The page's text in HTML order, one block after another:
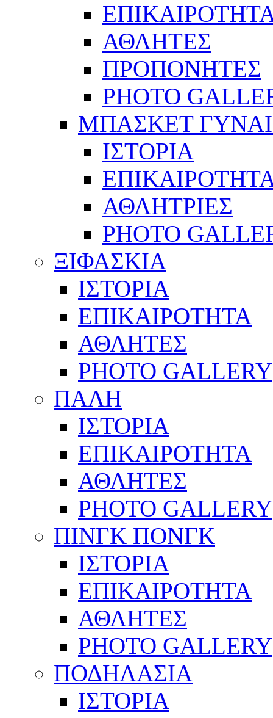
ΑΘΛΗΤΕΣ
ΠΡΟΠΟΝΗΤΕΣ
PHOTO
ΜΠΑΣΚΕΤ
ΙΣΤΟΡΙΑ
ΑΘΛΗΤΡΙΕΣ
PHOTO
ΞΙΦΑΣΚΙΑ
ΙΣΤΟΡΙΑ
ΕΠΙΚΑΙΡΟΤΗΤΑ
ΑΘΛΗΤΕΣ
PHOTO GALLERY
ΠΑΛΗ
ΙΣΤΟΡΙΑ
ΕΠΙΚΑΙΡΟΤΗΤΑ
ΑΘΛΗΤΕΣ
PHOTO GALLERY
ΠΙΝΓΚ ΠΟΝΓΚ
ΙΣΤΟΡΙΑ
ΕΠΙΚΑΙΡΟΤΗΤΑ
ΑΘΛΗΤΕΣ
PHOTO GALLERY
ΠΟΔΗΛΑΣΙΑ
ΙΣΤΟΡΙΑ